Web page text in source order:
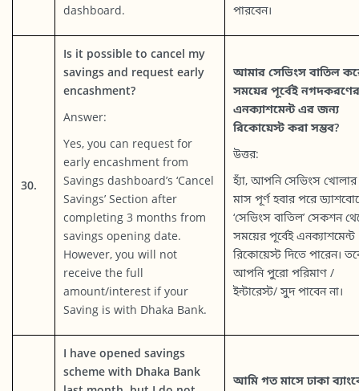
dashboard.
পারবেন।
30.
Is it possible to cancel my
savings and request early
encashment?
Answer:
Yes, you can request for
early encashment from
Savings dashboard’s ‘Cancel
Savings’ Section after
completing 3 months from
savings opening date.
However, you will not
receive the full
amount/interest if your
Saving is with Dhaka Bank.
আমার সেভিংস বাতিল
সময়ের পূর্বেই
এনক্যাশমেন্ট এর জন্য
রিকোয়েস্ট করা সম্ভব?
উত্তর:
হ্যাঁ, আপনি সেভিংস
মাস পূর্ণ হবার পরে
‘সেভিংস বাতিল’ সেকশন
সময়ের পূর্বেই এনক্যাশমেন্ট
রিকোয়েস্ট দিতে পারেন।
আপনি পুরো পরিমাণ /
ইন্টারেস্ট/ সুদ পাবেন না।
I have opened savings
scheme with Dhaka Bank
আমি গত মাসে ঢাকা